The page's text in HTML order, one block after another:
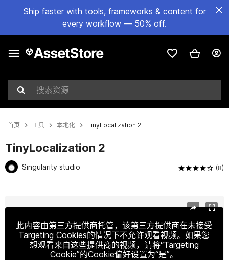
Ship faster with tools, frameworks & content for
every workflow — 50% off.
搜索资源
首页 工具 本地化 TinyLocalization 2
TinyLocalization 2
Singularity studio (8)
此内容由第三方提供商托管，该第三方提供商在未接受
Targeting Cookies的情况下不允许观看视频。如果您
想观看来自这些提供商的视频，请将“Targeting
Cookie”的Cookie偏好设置为“是”。